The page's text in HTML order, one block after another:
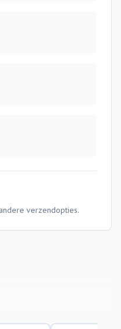
verzendopties.